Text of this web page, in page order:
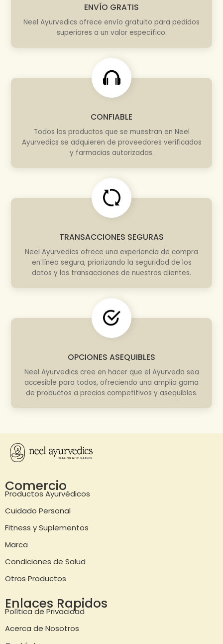
ENVÍO GRATIS
Neel Ayurvedics ofrece envío gratuito para pedidos
superiores a un valor específico.
CONFIABLE
Todos los productos que se muestran en Neel
Ayurvedics se adquieren de proveedores verificados
y farmacias autorizadas.
TRANSACCIONES SEGURAS
Neel Ayurvedics ofrece una experiencia de compra
en línea segura, priorizando la seguridad de los
datos y las transacciones de nuestros clientes.
OPCIONES ASEQUIBLES
Neel Ayurvedics cree en hacer que el Ayurveda sea
accesible para todos, ofreciendo una amplia gama
de productos a precios competitivos y asequibles.
Comercio
Productos Ayurvédicos
Cuidado Personal
Fitness y Suplementos
Marca
Condiciones de Salud
Otros Productos
Enlaces Rapidos
Política de Privacidad
Acerca de Nosotros